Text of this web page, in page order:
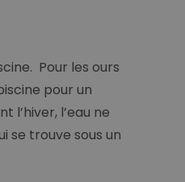
Pour les ours
pour un
l’hiver, l’eau ne
se trouve sous un